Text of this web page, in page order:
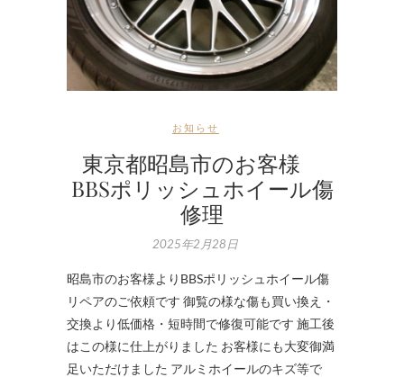
お知らせ
東京都昭島市のお客様
BBSポリッシュホイール傷
修理
2025年2月28日
昭島市のお客様よりBBSポリッシュホイール傷
リペアのご依頼です 御覧の様な傷も買い換え・
交換より低価格・短時間で修復可能です 施工後
はこの様に仕上がりました お客様にも大変御満
足いただけました アルミホイールのキズ等で